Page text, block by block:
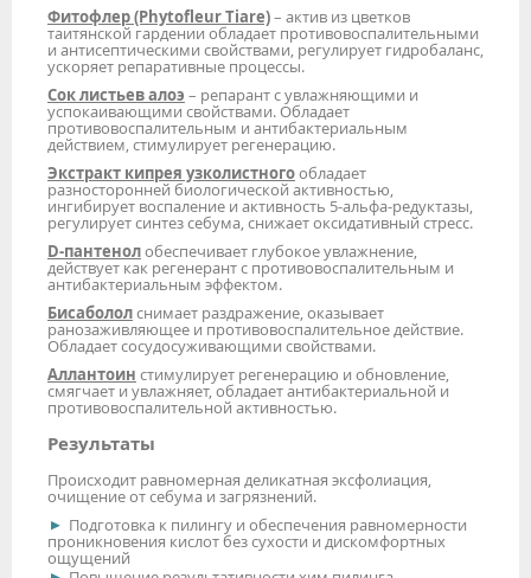
Фитофлер (Phytofleur Tiare)– актив из цветков
таитянской гардении обладает противовоспалительными
и антисептическими свойствами, регулирует гидробаланс,
ускоряет репаративные процессы.
Сок листьев алоэ – репарант с увлажняющими и
успокаивающими свойствами. Обладает
противовоспалительным и антибактериальным
действием, стимулирует регенерацию.
Экстракт кипрея узколистногообладает
разносторонней биологической активностью,
ингибирует воспаление и активность 5-альфа-редуктазы,
регулирует синтез себума, снижает оксидативный стресс.
D-пантенолобеспечивает глубокое увлажнение,
действует как регенерант с противовоспалительным и
антибактериальным эффектом.
Бисабололснимает раздражение, оказывает
ранозаживляющее и противовоспалительное действие.
Обладает сосудосуживающими свойствами.
Аллантоин стимулирует регенерацию и обновление,
смягчает и увлажняет, обладает антибактериальной и
противовоспалительной активностью.
Результаты
Происходит равномерная деликатная эксфолиация,
очищение от себума и загрязнений.
Подготовка к пилингу и обеспечения равномерности
проникновения кислот без сухости и дискомфортных
ощущений